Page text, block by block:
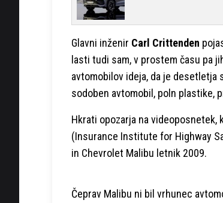
Glavni inženir Carl Crittenden
lasti tudi sam, v prostem času pa
avtomobilov ideja, da je desetletja
sodoben avtomobil, poln plastike,
Hkrati opozarja na
(Insurance Institute for Highway
in Chevrolet Malibu letnik 2009.
Čeprav Malibu ni bil vrhunec